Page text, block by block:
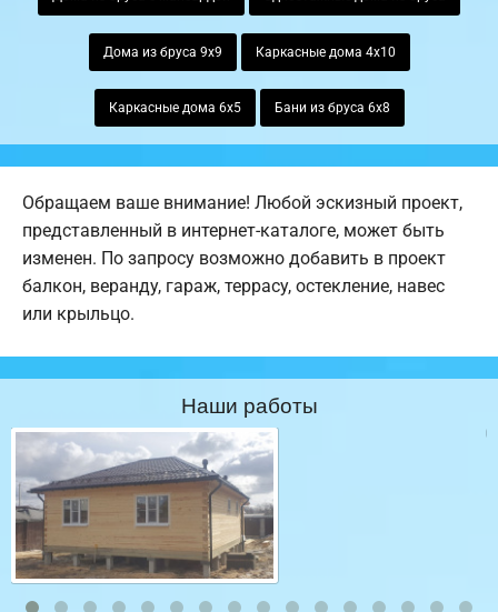
Дома из бруса 9х9 Каркасные дома 4х10
Каркасные дома 6х5 Бани из бруса 6х8
Обращаем ваше внимание! Любой эскизный проект,
представленный в интернет-каталоге, может быть
изменен. По запросу возможно добавить в проект
балкон, веранду, гараж, террасу, остекление, навес
или крыльцо.
Наши работы